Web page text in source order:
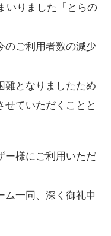
いりました「とらの
のご利用者数の減少
難となりましたため
せていただくことと
ー様にご利用いただ
ム一同、深く御礼申